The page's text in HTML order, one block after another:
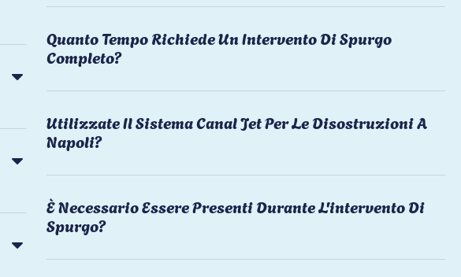
Quanto Tempo Richiede Un Intervento Di Spurgo
Completo?
Utilizzate Il Sistema Canal Jet Per Le Disostruzioni A
Napoli?
È Necessario Essere Presenti Durante L'intervento Di
Spurgo?